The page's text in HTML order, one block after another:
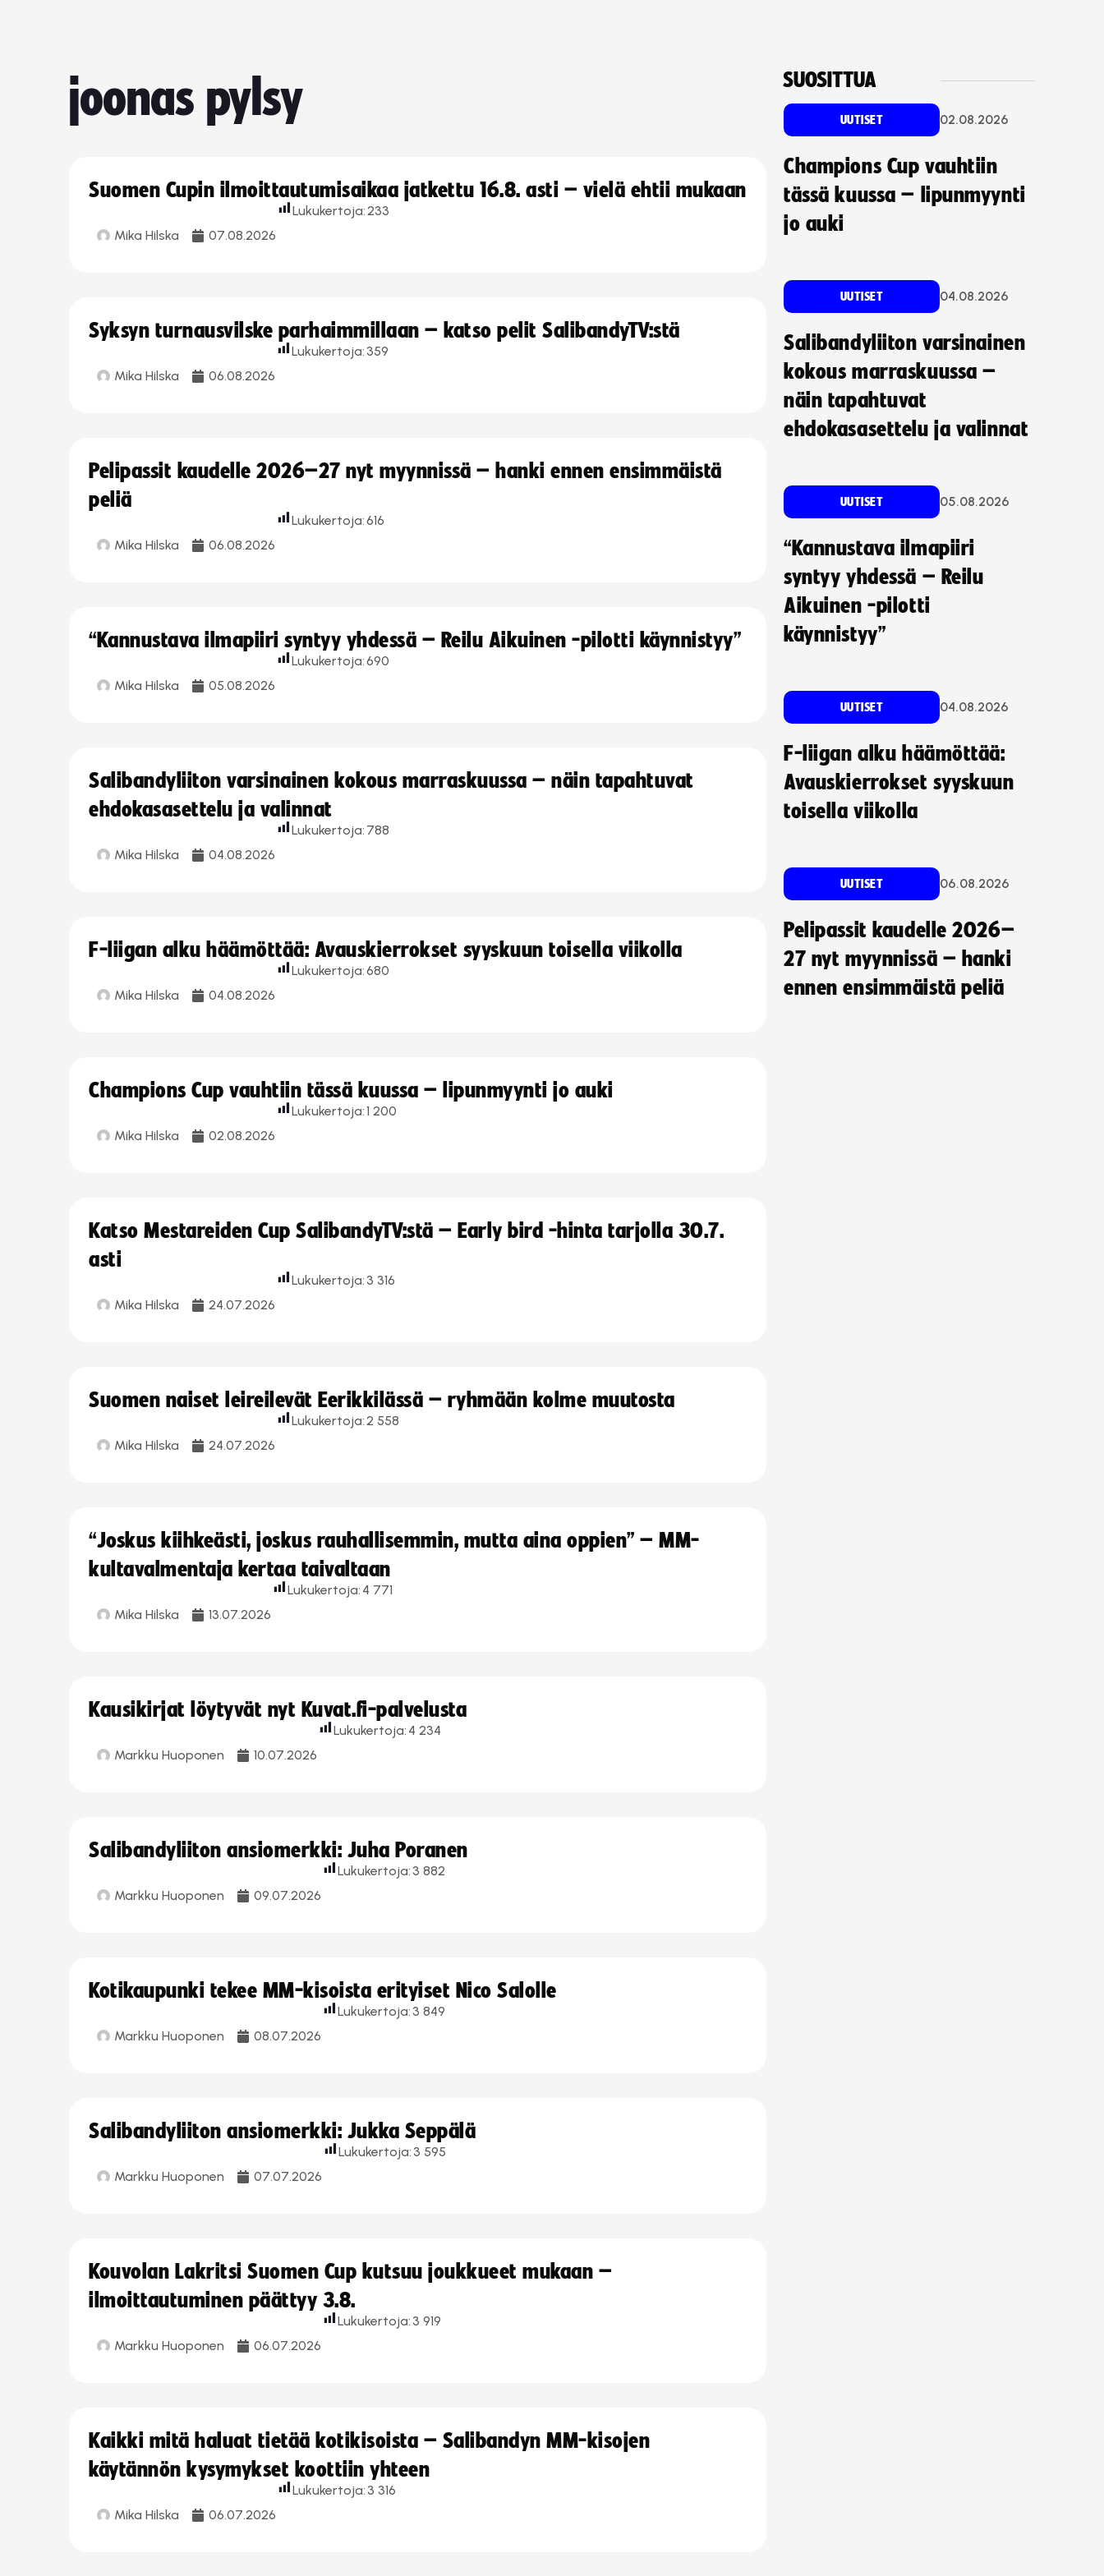
joonas pylsy
Suomen Cupin ilmoittautumisaikaa jatkettu 16.8. asti – vielä ehtii mukaan
Mika Hilska 07.08.2026
Lukukertoja:233
Syksyn turnausvilske parhaimmillaan – katso pelit SalibandyTV:stä
Mika Hilska 06.08.2026
Lukukertoja: 359
Pelipassit kaudelle 2026–27 nyt myynnissä – hanki ennen ensimmäistä
peliä
Mika Hilska 06.08.2026
Lukukertoja:616
“Kannustava ilmapiiri syntyy yhdessä – Reilu Aikuinen -pilotti käynnistyy”
Mika Hilska 05.08.2026
Lukukertoja:690
Salibandyliiton varsinainen kokous marraskuussa – näin tapahtuvat
ehdokasasettelu ja valinnat
Mika Hilska 04.08.2026
Lukukertoja: 788
F-liigan alku häämöttää: Avauskierrokset syyskuun toisella viikolla
Mika Hilska 04.08.2026
Lukukertoja:680
Champions Cup vauhtiin tässä kuussa – lipunmyynti jo auki
Mika Hilska 02.08.2026
Lukukertoja:1 200
Katso Mestareiden Cup SalibandyTV:stä – Early bird -hinta tarjolla 30.7.
asti
Mika Hilska 24.07.2026
Lukukertoja: 3 316
Suomen naiset leireilevät Eerikkilässä – ryhmään kolme muutosta
Mika Hilska 24.07.2026
Lukukertoja:2 558
“Joskus kiihkeästi, joskus rauhallisemmin, mutta aina oppien” – MM-
kultavalmentaja kertaa taivaltaan
Mika Hilska 13.07.2026
Lukukertoja: 4 771
Kausikirjat löytyvät nyt Kuvat.fi-palvelusta
Markku Huoponen 10.07.2026
Lukukertoja: 4 234
Salibandyliiton ansiomerkki: Juha Poranen
Markku Huoponen 09.07.2026
Lukukertoja: 3 882
Kotikaupunki tekee MM-kisoista erityiset Nico Salolle
Markku Huoponen 08.07.2026
Lukukertoja: 3 849
Salibandyliiton ansiomerkki: Jukka Seppälä
Markku Huoponen 07.07.2026
Lukukertoja: 3 595
Kouvolan Lakritsi Suomen Cup kutsuu joukkueet mukaan –
ilmoittautuminen päättyy 3.8.
Markku Huoponen 06.07.2026
Lukukertoja: 3 919
Kaikki mitä haluat tietää kotikisoista – Salibandyn MM-kisojen
käytännön kysymykset koottiin yhteen
Mika Hilska 06.07.2026
Lukukertoja: 3 316
SUOSITTUA
UUTISET 02.08.2026
Champions Cup vauhtiin
tässä kuussa – lipunmyynti
jo auki
UUTISET 04.08.2026
Salibandyliiton varsinainen
kokous marraskuussa –
näin tapahtuvat
ehdokasasettelu ja valinnat
UUTISET 05.08.2026
“Kannustava ilmapiiri
syntyy yhdessä – Reilu
Aikuinen -pilotti
käynnistyy”
UUTISET 04.08.2026
F-liigan alku häämöttää:
Avauskierrokset syyskuun
toisella viikolla
UUTISET 06.08.2026
Pelipassit kaudelle 2026–
27 nyt myynnissä – hanki
ennen ensimmäistä peliä